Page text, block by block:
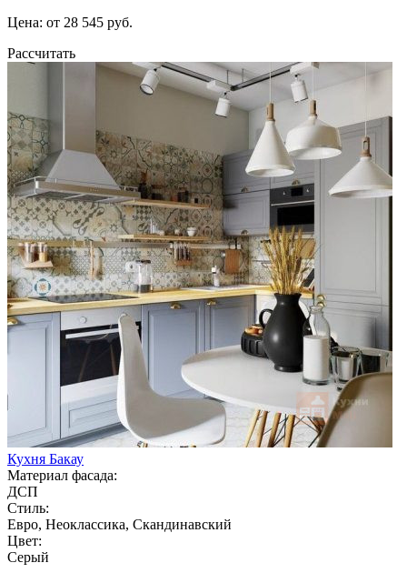
Цена: от 28 545 руб.
Рассчитать
Кухня Бакау
Материал фасада:
ДСП
Стиль:
Евро, Неоклассика, Скандинавский
Цвет:
Серый